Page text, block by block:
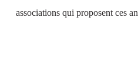
associations qui proposent ces